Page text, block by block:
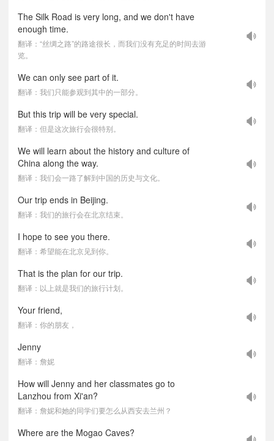
The Silk Road is very long, and we don't have
enough time.
翻译：“丝绸之路”的路途很长，而我们没有充足的时间去游
览。
We can only see part of it.
翻译：我们只能参观到其中的一部分。
But this trip will be very special.
翻译：但是这次旅行会很特别。
We will learn about the history and culture of
China along the way.
翻译：我们会一路了解到中国的历史与文化。
Our trip ends in Beijing.
翻译：我们的旅行会在北京结束。
I hope to see you there.
翻译：希望能在北京见到你。
That is the plan for our trip.
翻译：以上就是我们的旅行计划。
Your friend,
翻译：你的朋友，
Jenny
翻译：詹妮
How will Jenny and her classmates go to
Lanzhou from Xi'an?
翻译：詹妮和她的同学们要怎么从西安去兰州？
Where are the Mogao Caves?